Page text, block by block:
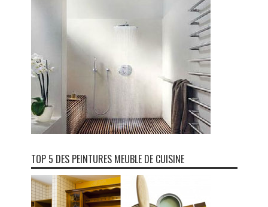
TOP 5 DES PEINTURES MEUBLE DE CUISINE